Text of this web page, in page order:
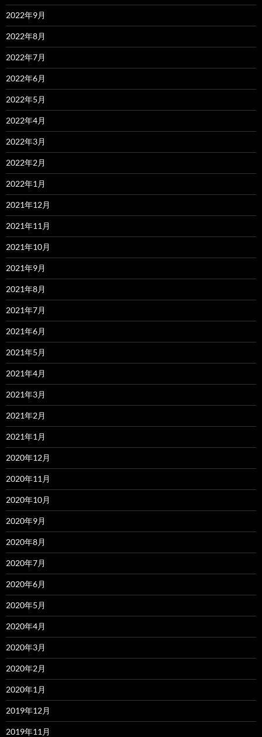
2022年9月
2022年8月
2022年7月
2022年6月
2022年5月
2022年4月
2022年3月
2022年2月
2022年1月
2021年12月
2021年11月
2021年10月
2021年9月
2021年8月
2021年7月
2021年6月
2021年5月
2021年4月
2021年3月
2021年2月
2021年1月
2020年12月
2020年11月
2020年10月
2020年9月
2020年8月
2020年7月
2020年6月
2020年5月
2020年4月
2020年3月
2020年2月
2020年1月
2019年12月
2019年11月